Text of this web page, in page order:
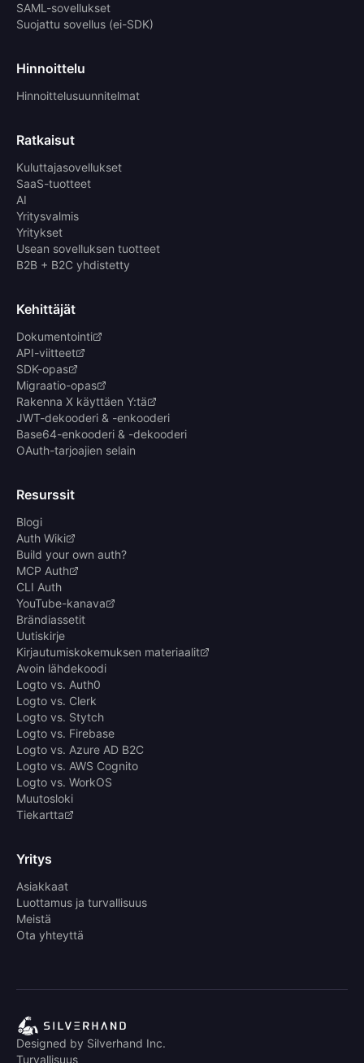
SAML-sovellukset
Suojattu sovellus (ei-SDK)
Hinnoittelu
Hinnoittelusuunnitelmat
Ratkaisut
Kuluttajasovellukset
SaaS-tuotteet
AI
Yritysvalmis
Yritykset
Usean sovelluksen tuotteet
B2B + B2C yhdistetty
Kehittäjät
Dokumentointi
API-viitteet
SDK-opas
Migraatio-opas
Rakenna X käyttäen Y:tä
JWT-dekooderi & -enkooderi
Base64-enkooderi & -dekooderi
OAuth-tarjoajien selain
Resurssit
Blogi
Auth Wiki
Build your own auth?
MCP Auth
CLI Auth
YouTube-kanava
Brändiassetit
Uutiskirje
Kirjautumiskokemuksen materiaalit
Avoin lähdekoodi
Logto vs. Auth0
Logto vs. Clerk
Logto vs. Stytch
Logto vs. Firebase
Logto vs. Azure AD B2C
Logto vs. AWS Cognito
Logto vs. WorkOS
Muutosloki
Tiekartta
Yritys
Asiakkaat
Luottamus ja turvallisuus
Meistä
Ota yhteyttä
Designed by Silverhand Inc.
Turvallisuus